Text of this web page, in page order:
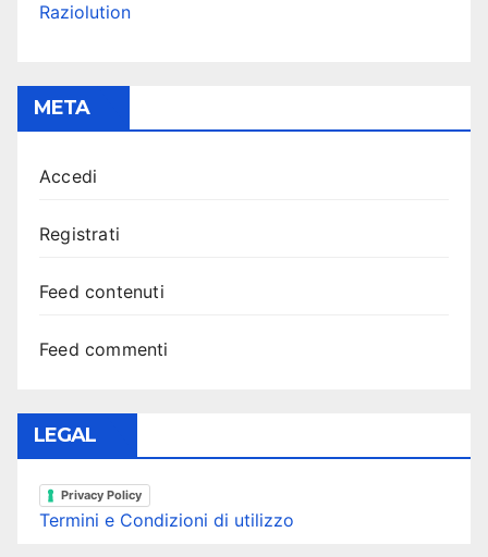
Raziolution
META
Accedi
Registrati
Feed contenuti
Feed commenti
LEGAL
Privacy Policy
Termini e Condizioni di utilizzo